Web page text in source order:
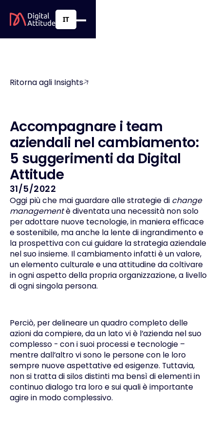
IT
Ritorna agli Insights
Accompagnare i team
aziendali nel cambiamento:
5 suggerimenti da Digital
Attitude
31/5/2022
Oggi più che mai guardare alle strategie di change
managementè diventata una necessità non solo
per adottare nuove tecnologie, in maniera efficace
e sostenibile, ma anche la lente di ingrandimento e
la prospettiva con cui guidare la strategia aziendale
nel suo insieme. Il cambiamento infatti è un valore,
un elemento culturale e una attitudine da coltivare
in ogni aspetto della propria organizzazione, a livello
di ogni singola persona.
Perciò, per delineare un quadro completo delle
azioni da compiere, da un lato vi è l’azienda nel suo
complesso - con i suoi processi e tecnologie –
mentre dall’altro vi sono le persone con le loro
sempre nuove aspettative ed esigenze. Tuttavia,
non si tratta di silos distinti ma bensì di elementi in
continuo dialogo tra loro e sui quali è importante
agire in modo complessivo.